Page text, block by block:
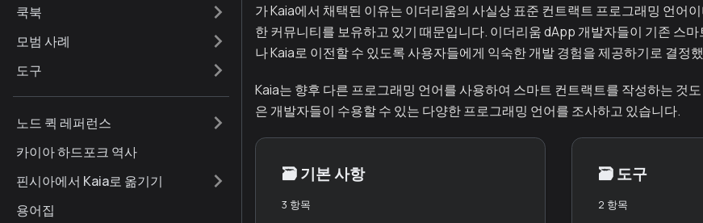
쿡북
모범 사례
도구
노드 퀵 레퍼런스
카이아 하드포크 역사
핀시아에서 Kaia로 옮기기
용어집
가 Kaia에서 채택된 이유는 이더리움의 사실상 표준 컨트랙트 프로그래밍 언어
한 커뮤니티를 보유하고 있기 때문입니다. 이더리움 dApp 개발자들이 기존 스
나 Kaia로 이전할 수 있도록 사용자들에게 익숙한 개발 경험을 제공하기로 결정
Kaia는 향후 다른 프로그래밍 언어를 사용하여 스마트 컨트랙트를 작성하는 것
은 개발자들이 수용할 수 있는 다양한 프로그래밍 언어를 조사하고 있습니다.
🗃️기본 사항
3 항목
🗃️ 도구
2 항목